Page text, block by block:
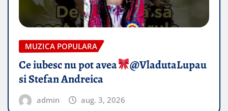
MUZICA POPULARA
Ce iubesc nu pot avea
​@VladutaLupau
si Stefan Andreica
admin aug. 3, 2026